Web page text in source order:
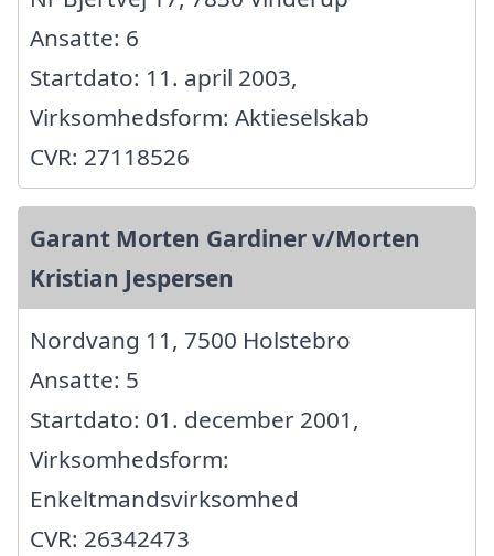
Ansatte: 6
Startdato: 11. april 2003,
Virksomhedsform: Aktieselskab
CVR: 27118526
Garant Morten Gardiner v/Morten
Kristian Jespersen
Nordvang 11, 7500 Holstebro
Ansatte: 5
Startdato: 01. december 2001,
Virksomhedsform:
Enkeltmandsvirksomhed
CVR: 26342473